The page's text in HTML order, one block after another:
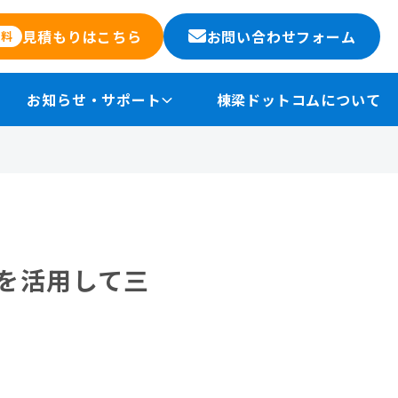
見積もりはこちら お問い合わせフォーム
お知らせ・サポート 棟梁ドットコムについて
活用して三